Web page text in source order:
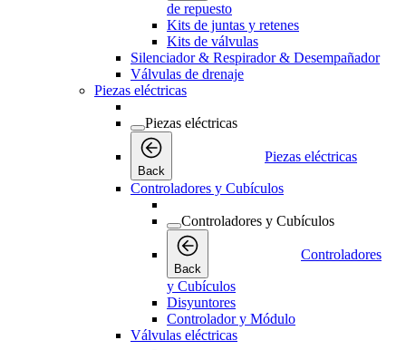
de repuesto
Kits de juntas y retenes
Kits de válvulas
Silenciador & Respirador & Desempañador
Válvulas de drenaje
Piezas eléctricas
Piezas eléctricas
Back
Piezas eléctricas
Controladores y Cubículos
Controladores y Cubículos
Back
Controladores
y Cubículos
Disyuntores
Controlador y Módulo
Válvulas eléctricas